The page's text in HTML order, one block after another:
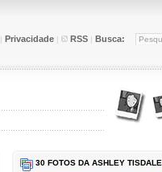
Privacidade| RSS| Busca:
30 FOTOS DA ASHLEY TISDALE